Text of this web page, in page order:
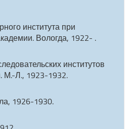
института при
Вологда, 1922- .
институтов
М.-Л., 1923-1932.
1926-1930.